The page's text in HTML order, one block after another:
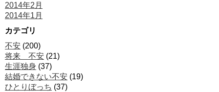
2014年2月
2014年1月
カテゴリ
不安 (200)
将来 不安 (21)
生涯独身 (37)
結婚できない不安 (19)
ひとりぼっち (37)